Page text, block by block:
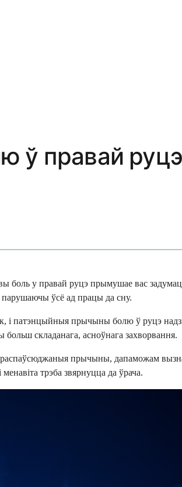
ў правай
боль у правай руцэ прымушае вас
ўсё ад працы да сну.
і патэнцыйныя прычыны болю ў руцэ
складанага, асноўнага захворвання.
прычыны, дапаможам
трэба звярнуцца да ўрача.